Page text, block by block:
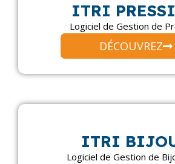
ITRI
Logiciel de Gestion de
DÉCOUVREZ
ITRI
Logiciel de Gestion de